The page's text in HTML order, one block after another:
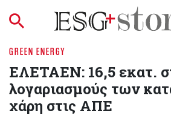
GREEN ENERGY
ΕΛΕΤΑΕΝ: 16,5 εκατ.
λογαριασμούς των
χάρη στις ΑΠΕ